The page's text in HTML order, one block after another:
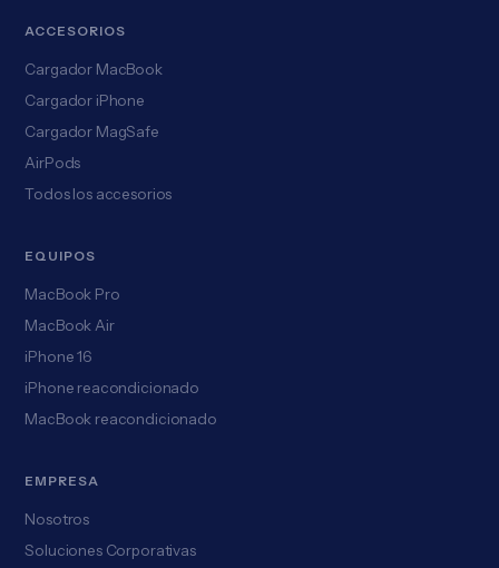
ACCESORIOS
Cargador MacBook
Cargador iPhone
Cargador MagSafe
AirPods
Todos los accesorios
EQUIPOS
MacBook Pro
MacBook Air
iPhone 16
iPhone reacondicionado
MacBook reacondicionado
EMPRESA
Nosotros
Soluciones Corporativas